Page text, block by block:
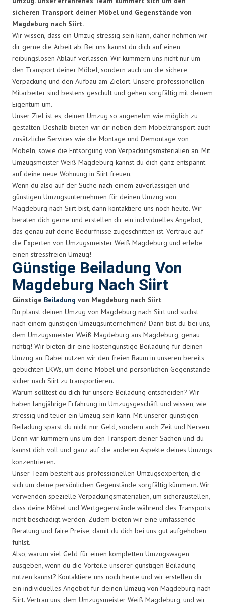
sicheren Transport deiner Möbel und Gegenstände von
Magdeburg nach Siirt.
Wir wissen, dass ein Umzug stressig sein kann, daher nehmen wir
dir gerne die Arbeit ab. Bei uns kannst du dich auf einen
reibungslosen Ablauf verlassen. Wir kümmern uns nicht nur um
den Transport deiner Möbel, sondern auch um die sichere
Verpackung und den Aufbau am Zielort. Unsere professionellen
Mitarbeiter sind bestens geschult und gehen sorgfältig mit deinem
Eigentum um.
Unser Ziel ist es, deinen Umzug so angenehm wie möglich zu
gestalten. Deshalb bieten wir dir neben dem Möbeltransport auch
zusätzliche Services wie die Montage und Demontage von
Möbeln, sowie die Entsorgung von Verpackungsmaterialien an. Mit
Umzugsmeister Weiß Magdeburg kannst du dich ganz entspannt
auf deine neue Wohnung in Siirt freuen.
Wenn du also auf der Suche nach einem zuverlässigen und
günstigen Umzugsunternehmen für deinen Umzug von
Magdeburg nach Siirt bist, dann kontaktiere uns noch heute. Wir
beraten dich gerne und erstellen dir ein individuelles Angebot,
das genau auf deine Bedürfnisse zugeschnitten ist. Vertraue auf
die Experten von Umzugsmeister Weiß Magdeburg und erlebe
einen stressfreien Umzug!
Günstige Beiladung Von
Magdeburg Nach Siirt
Günstige Beiladung von Magdeburg nach Siirt
Du planst deinen Umzug von Magdeburg nach Siirt und suchst
nach einem günstigen Umzugsunternehmen? Dann bist du bei uns,
dem Umzugsmeister Weiß Magdeburg aus Magdeburg, genau
richtig! Wir bieten dir eine kostengünstige Beiladung für deinen
Umzug an. Dabei nutzen wir den freien Raum in unseren bereits
gebuchten LKWs, um deine Möbel und persönlichen Gegenstände
sicher nach Siirt zu transportieren.
Warum solltest du dich für unsere Beiladung entscheiden? Wir
haben langjährige Erfahrung im Umzugsgeschäft und wissen, wie
stressig und teuer ein Umzug sein kann. Mit unserer günstigen
Beiladung sparst du nicht nur Geld, sondern auch Zeit und Nerven.
Denn wir kümmern uns um den Transport deiner Sachen und du
kannst dich voll und ganz auf die anderen Aspekte deines Umzugs
konzentrieren.
Unser Team besteht aus professionellen Umzugsexperten, die
sich um deine persönlichen Gegenstände sorgfältig kümmern. Wir
verwenden spezielle Verpackungsmaterialien, um sicherzustellen,
dass deine Möbel und Wertgegenstände während des Transports
nicht beschädigt werden. Zudem bieten wir eine umfassende
Beratung und faire Preise, damit du dich bei uns gut aufgehoben
fühlst.
Also, warum viel Geld für einen kompletten Umzugswagen
ausgeben, wenn du die Vorteile unserer günstigen Beiladung
nutzen kannst? Kontaktiere uns noch heute und wir erstellen dir
ein individuelles Angebot für deinen Umzug von Magdeburg nach
Siirt. Vertrau uns, dem Umzugsmeister Weiß Magdeburg, und wir